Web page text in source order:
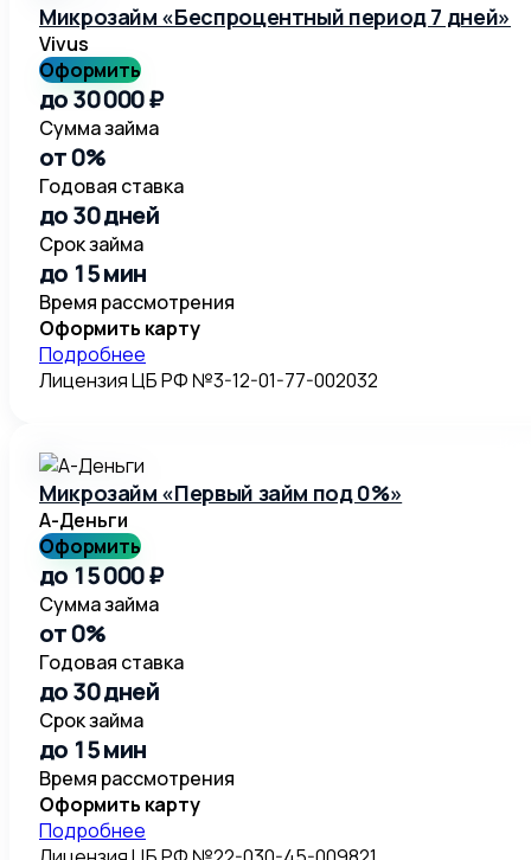
Микрозайм «Беспроцентный период 7 дней»
Vivus
Оформить
до 30 000 ₽
Сумма займа
от 0%
Годовая ставка
до 30 дней
Срок займа
до 15 мин
Время рассмотрения
Оформить карту
Подробнее
Лицензия ЦБ РФ №3-12-01-77-002032
Микрозайм «Первый займ под 0%»
А-Деньги
Оформить
до 15 000 ₽
Сумма займа
от 0%
Годовая ставка
до 30 дней
Срок займа
до 15 мин
Время рассмотрения
Оформить карту
Подробнее